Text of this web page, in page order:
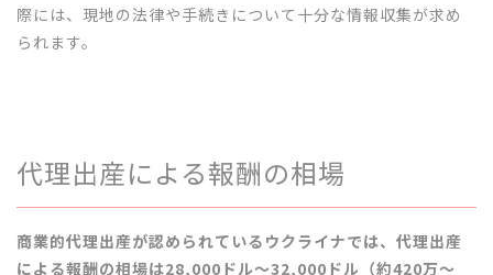
際には、現地の法律や手続きについて十分な情報収集が求め
られます。
代理出産による報酬の相場
商業的代理出産が認められているウクライナでは、代理出産
による報酬の相場は28,000ドル～32,000ドル（約420万～